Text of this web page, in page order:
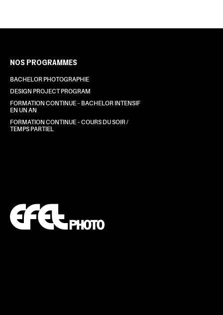
NOS PROGRAMMES
BACHELOR PHOTOGRAPHIE
DESIGN PROJECT PROGRAM
FORMATION CONTINUE – BACHELOR INTENSIF
EN UN AN
FORMATION CONTINUE – COURS DU SOIR /
TEMPS PARTIEL